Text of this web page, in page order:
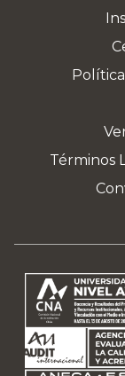
Términos